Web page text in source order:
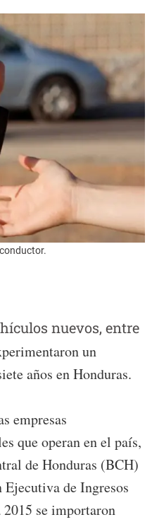
nuevos, entre
un
años en Honduras.
empresas
que operan en el país,
de Honduras (BCH)
de Ingresos
se importaron